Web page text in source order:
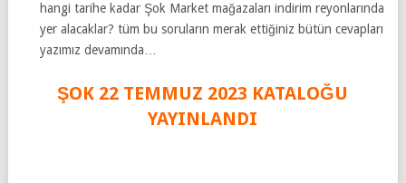
hangi tarihe kadar Şok Market mağazaları indirim reyonlarında
yer alacaklar? tüm bu soruların merak ettiğiniz bütün cevapları
yazımız devamında…
ŞOK 22 TEMMUZ 2023 KATALOĞU
YAYINLANDI